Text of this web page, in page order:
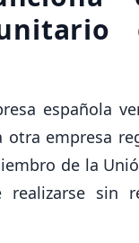
española
otra empresa
de la
realizarse sin